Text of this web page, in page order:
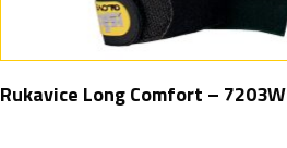
Rukavice Long Comfort – 7203W